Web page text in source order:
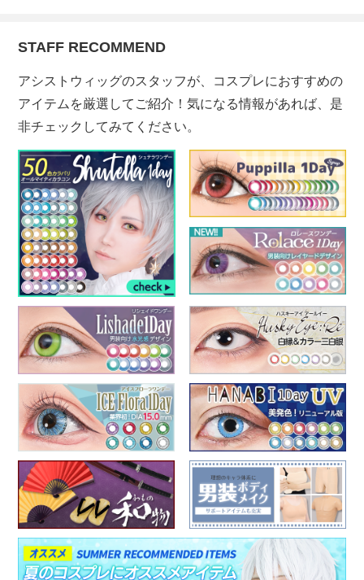
STAFF RECOMMEND
アシストウィッグのスタッフが、コスプレにおすすめの
アイテムを厳選してご紹介！気になる情報があれば、是
非チェックしてみてください。